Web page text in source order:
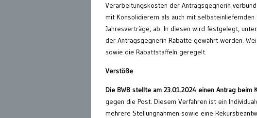
Verarbeitungskosten der Antragsgegnerin
mit Konsolidierern als auch mit
Jahresverträge, ab. In diesen wird festgelegt,
der Antragsgegnerin Rabatte gewährt werden.
sowie die Rabattstaffeln geregelt.
Verstöße
Die BWB stellte am 23.01.2024 einen Antrag
gegen die Post. Diesem Verfahren ist ein
mehrere Stellungnahmen sowie eine